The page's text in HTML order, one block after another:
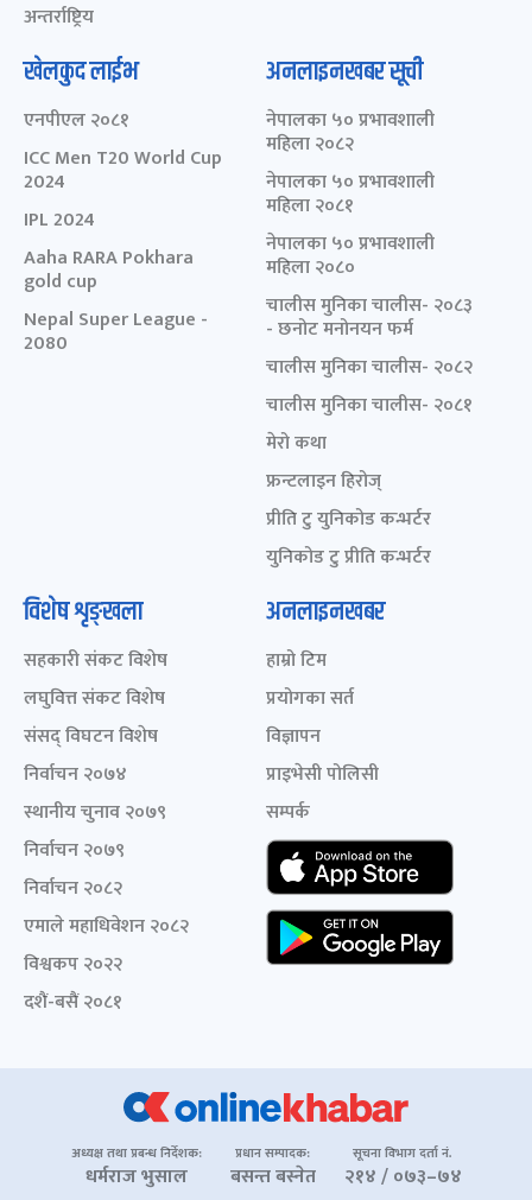
अन्तर्राष्ट्रिय
खेलकुद लाईभ
एनपीएल २०८१
ICC Men T20 World Cup
2024
IPL 2024
Aaha RARA Pokhara
gold cup
Nepal Super League -
2080
अनलाइनखबर सूची
नेपालका ५० प्रभावशाली
महिला २०८२
नेपालका ५० प्रभावशाली
महिला २०८१
नेपालका ५० प्रभावशाली
महिला २०८०
चालीस मुनिका चालीस- २०८३
- छनोट मनोनयन फर्म
चालीस मुनिका चालीस- २०८२
चालीस मुनिका चालीस- २०८१
मेरो कथा
फ्रन्टलाइन हिरोज्
प्रीति टु युनिकोड कन्भर्टर
युनिकोड टु प्रीति कन्भर्टर
विशेष शृङ्खला
सहकारी संकट विशेष
लघुवित्त संकट विशेष
संसद् विघटन विशेष
निर्वाचन २०७४
स्थानीय चुनाव २०७९
निर्वाचन २०७९
निर्वाचन २०८२
एमाले महाधिवेशन २०८२
विश्वकप २०२२
दशैं-बसैं २०८१
अनलाइनखबर
हाम्रो टिम
प्रयोगका सर्त
विज्ञापन
प्राइभेसी पोलिसी
सम्पर्क
अध्यक्ष तथा प्रबन्ध निर्देशक:
धर्मराज भुसाल
प्रधान सम्पादक:
बसन्त बस्नेत
सूचना विभाग दर्ता नं.
२१४ / ०७३–७४